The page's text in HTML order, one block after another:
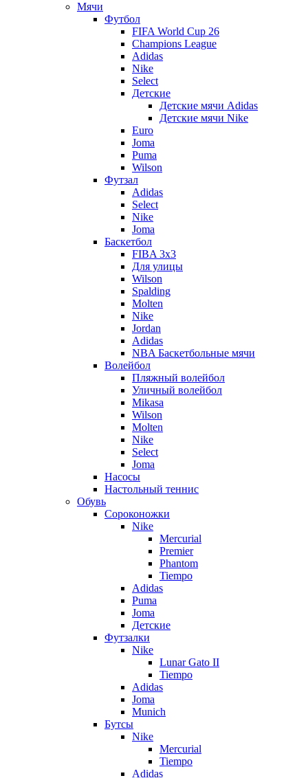
Мячи
Футбол
FIFA World Cup 26
Champions League
Adidas
Nike
Select
Детские
Детские мячи Adidas
Детские мячи Nike
Euro
Joma
Puma
Wilson
Футзал
Adidas
Select
Nike
Joma
Баскетбол
FIBA 3x3
Для улицы
Wilson
Spalding
Molten
Nike
Jordan
Adidas
NBA Баскетбольные мячи
Волейбол
Пляжный волейбол
Уличный волейбол
Mikasa
Wilson
Molten
Nike
Select
Joma
Насосы
Настольный теннис
Обувь
Сороконожки
Nike
Mercurial
Premier
Phantom
Tiempo
Adidas
Puma
Joma
Детские
Футзалки
Nike
Lunar Gato II
Tiempo
Adidas
Joma
Munich
Бутсы
Nike
Mercurial
Tiempo
Adidas